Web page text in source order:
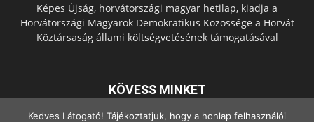
Képes Újság, horvátországi magyar hetilap, kiadja a
Horvátországi Magyarok Demokratikus Közössége a Horvát
Köztársaság állami költségvetésének támogatásával
KÖVESS MINKET
Kedves Látogató! Tájékoztatjuk, hogy a honlap felhasználói